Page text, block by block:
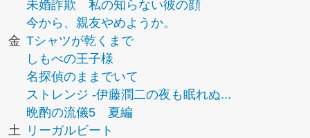
未婚詐欺 私の知らない彼の顔
今から、親友やめようか。
金 Tシャツが乾くまで
しもべの王子様
名探偵のままでいて
ストレンジ -伊藤潤二の夜も眠れぬ...
晩酌の流儀5 夏編
土
リーガルビート